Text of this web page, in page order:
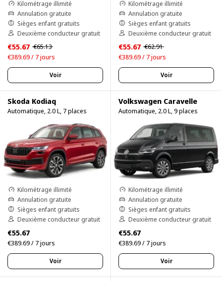
Kilométrage illimité
Annulation gratuite
Sièges enfant gratuits
Deuxième conducteur gratuit
€55.67 €65.13
€389.69 / 7 jours
Voir
Kilométrage illimité
Annulation gratuite
Sièges enfant gratuits
Deuxième conducteur gratuit
€55.67 €62.91
€389.69 / 7 jours
Voir
Skoda Kodiaq
Automatique, 2.0 L, 7 places
Kilométrage illimité
Annulation gratuite
Sièges enfant gratuits
Deuxième conducteur gratuit
€55.67
€389.69 / 7 jours
Voir
Volkswagen Caravelle
Automatique, 2.0 L, 9 places
Kilométrage illimité
Annulation gratuite
Sièges enfant gratuits
Deuxième conducteur gratuit
€55.67
€389.69 / 7 jours
Voir